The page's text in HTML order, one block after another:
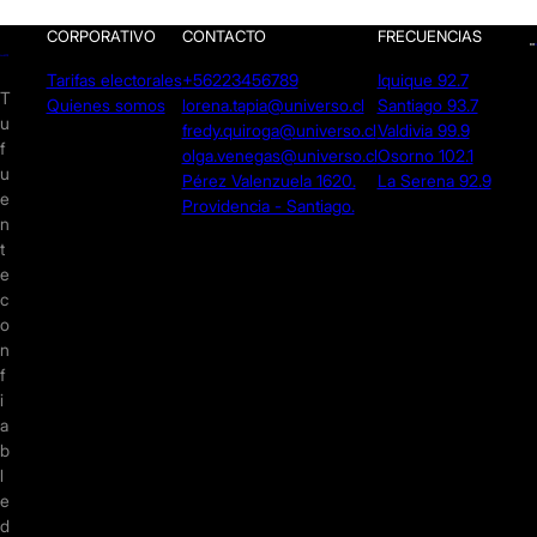
T
u
f
u
e
n
t
e
c
o
n
f
i
a
b
l
e
d
CORPORATIVO
Tarifas electorales
Quienes somos
CONTACTO
+56223456789
lorena.tapia@universo.cl
fredy.quiroga@universo.cl
olga.venegas@universo.cl
Pérez Valenzuela 1620.
Providencia - Santiago.
FRECUENCIAS
Iquique 92.7
Santiago 93.7
Valdivia 99.9
Osorno 102.1
La Serena 92.9